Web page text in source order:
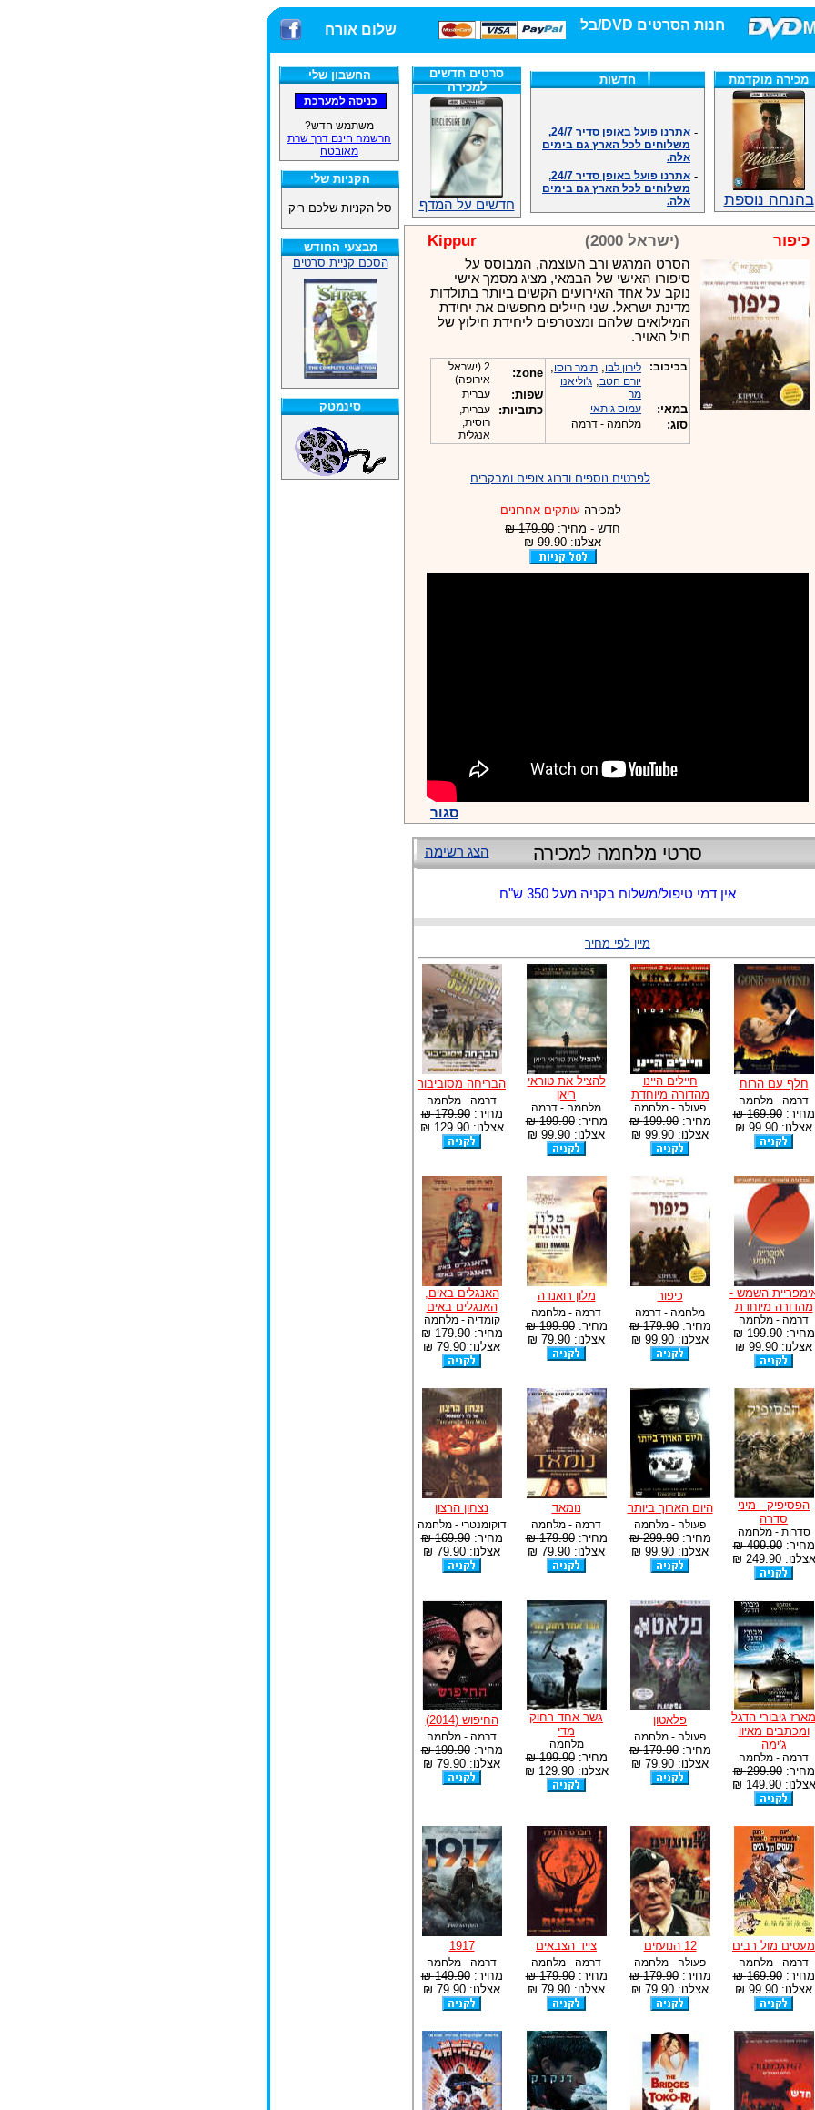
חנות הסרטים DVD/בלו-ריי/3D הגדולה ביותר! שלום אורח
החשבון שלי
משתמש חדש?
הרשמה חינם דרך שרת
מאובטח
הקניות שלי
סל הקניות שלכם ריק
מבצעי החודש
הסכם קניית סרטים
סינמטק
מכירה מוקדמת
בהנחה נוספת
חדשות
משלוחים לכל הארץ גם בימים
אלה.
משלוחים לכל הארץ גם בימים
אלה.
אנחנו כאן לכול שאלה וזמינים
.האתר לרשותכם פעיל 24/7
מענה טלפוני: 09-7652392
צוות דיוידי מאסטר ישיר.
זמינים במייל ובטלפון. האתר
לרשותכם פעיל 24/7
צוות דיוידי מאסטר ישיר.
אנחנו כאן לכול שאלה וזמינים
.האתר לרשותכם 24/7
מענה טלפוני: 09-7652392
צוות דיוידי מאסטר ישיר.
סרטים חדשים
למכירה
חדשים על המדף
כיפור (ישראל 2000) Kippur
הסרט המרגש ורב העוצמה, המבוסס על
סיפורו האישי של הבמאי, מציג מסמך אישי
נוקב על אחד האירועים הקשים ביותר בתולדות
מדינת ישראל. שני חיילים מחפשים את יחידת
המילואים שלהם ומצטרפים ליחידת חילוץ של
חיל האויר.
בכיכוב: לירון לבו, תומר רוסו,
יורם חטב, ג'וליאנו
מר
במאי: עמוס גיתאי
סוג: מלחמה - דרמה
zone:
2 (ישראל
אירופה)
שפות: עברית
כתוביות:
עברית,
רוסית,
אנגלית
לפרטים נוספים ודרוג צופים ומבקרים
למכירה עותקים אחרונים
חדש - מחיר: 179.90 ₪
אצלנו: 99.90 ₪
סגור
הצג רשימה סרטי מלחמה למכירה
אין דמי טיפול/משלוח בקניה מעל 350 ש"ח
מיין לפי מחיר
חלף עם הרוח
דרמה - מלחמה
מחיר:169.90 ₪
אצלנו: 99.90 ₪
חיילים היינו
מהדורה מיוחדת
פעולה - מלחמה
מחיר:199.90 ₪
אצלנו: 99.90 ₪
להציל את טוראי
ריאן
מלחמה - דרמה
מחיר:199.90 ₪
אצלנו: 99.90 ₪
הבריחה מסוביבור
דרמה - מלחמה
מחיר:179.90 ₪
אצלנו: 129.90 ₪
השמש -
מהדורה מיוחדת
דרמה - מלחמה
מחיר:199.90 ₪
אצלנו: 99.90 ₪
כיפור
מלחמה - דרמה
מחיר:179.90 ₪
אצלנו: 99.90 ₪
מלון רואנדה
דרמה - מלחמה
מחיר:199.90 ₪
אצלנו: 79.90 ₪
האנגלים באים,
האנגלים באים
קומדיה - מלחמה
מחיר:179.90 ₪
אצלנו: 79.90 ₪
הפסיפיק - מיני
סדרה
סדרות - מלחמה
מחיר:499.90 ₪
אצלנו: 249.90 ₪
היום הארוך ביותר
פעולה - מלחמה
מחיר:299.90 ₪
אצלנו: 99.90 ₪
נומאד
דרמה - מלחמה
מחיר:179.90 ₪
אצלנו: 79.90 ₪
נצחון הרצון
דוקומנטרי - מלחמה
מחיר:169.90 ₪
אצלנו: 79.90 ₪
מארז גיבורי הדגל
ומכתבים מאיוו
ג'ימה
דרמה - מלחמה
מחיר:299.90 ₪
אצלנו: 149.90 ₪
פלאטון
פעולה - מלחמה
מחיר:179.90 ₪
אצלנו: 79.90 ₪
גשר אחד רחוק
מדי
מלחמה
מחיר:199.90 ₪
אצלנו: 129.90 ₪
החיפוש (2014)
דרמה - מלחמה
מחיר:199.90 ₪
אצלנו: 79.90 ₪
מעטים מול רבים
דרמה - מלחמה
מחיר:169.90 ₪
אצלנו: 99.90 ₪
12 הנועזים
פעולה - מלחמה
מחיר:179.90 ₪
אצלנו: 79.90 ₪
צייד הצבאים
דרמה - מלחמה
מחיר:179.90 ₪
אצלנו: 79.90 ₪
1917
דרמה - מלחמה
מחיר:149.90 ₪
אצלנו: 79.90 ₪